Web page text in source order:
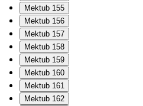
Mektub 155
Mektub 156
Mektub 157
Mektub 158
Mektub 159
Mektub 160
Mektub 161
Mektub 162